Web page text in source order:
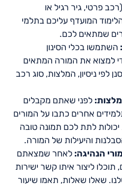
פרטי, גיר רגיל או
המועדף עליכם בתלמי
שמתאים לכם.
השתמשו בכלי הסינון
למצוא את המורה המתאים
לפי ניסיון, המלצות, סוג רכב
לפני שאתם מקבלים
אחרים כתבו על המורים
לתת לכם תמונה טובה
והיעילות של המורה.
הנהיגה: לאחר שמצאתם
תוכלו ליצור איתו קשר ישירות
שאלו שאלות, תאמו שיעור